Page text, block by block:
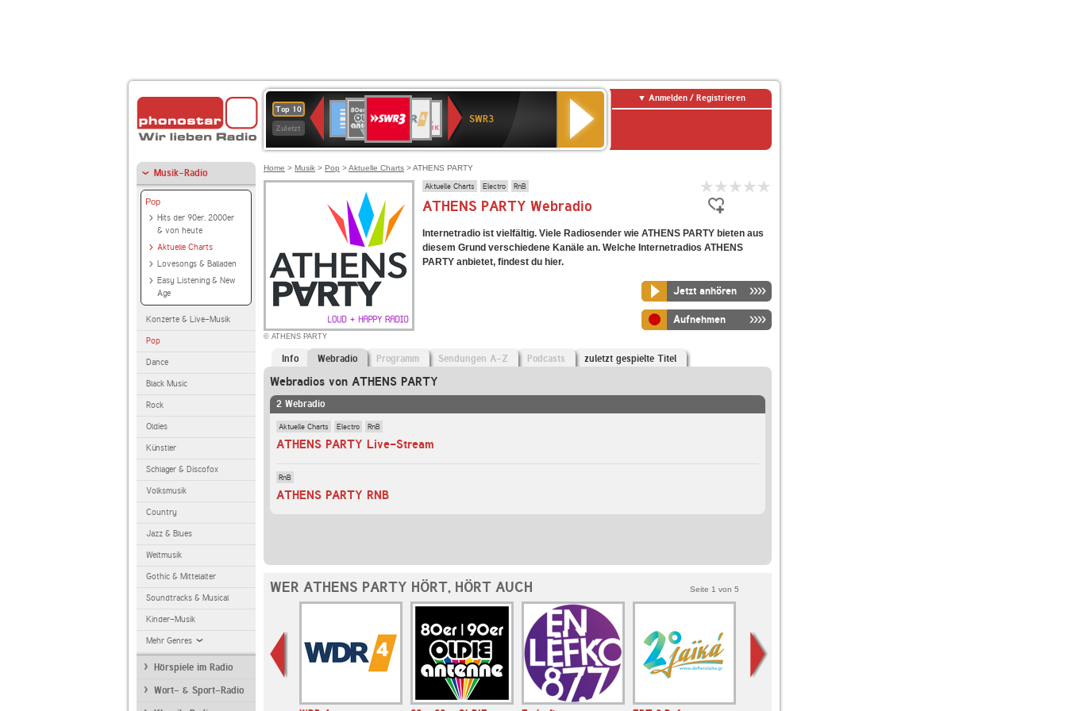
Top 10
Zuletzt
Deutschlandfunk
80er
90er
OLDIE
ANTENNE
4
KLASSIK
SWR
Kultur
NDR
2
SWR3
Anmelden / Registrieren
Musik-Radio
Pop
Hits der 90er, 2000er
& von heute
Aktuelle Charts
Lovesongs & Balladen
Easy Listening & New
Age
Konzerte & Live-Musik
Pop
Dance
Black Music
Rock
Oldies
Künstler
Schlager & Discofox
Volksmusik
Country
Jazz & Blues
Weltmusik
Gothic & Mittelalter
Soundtracks & Musical
Kinder-Musik
Mehr Genres
Hörspiele im Radio
Wort- & Sport-Radio
Home > Musik > Pop >Aktuelle Charts > ATHENS PARTY
© ATHENS PARTY
Aktuelle Charts Electro RnB
ATHENS PARTY Webradio
Internetradio ist vielfältig. Viele Radiosender wie ATHENS PARTY bieten aus
diesem Grund verschiedene Kanäle an. Welche Internetradios ATHENS
PARTY anbietet, findest du hier.
Jetzt anhören
Aufnehmen
Info Webradio Programm Sendungen A-Z Podcasts zuletzt gespielte Titel
Webradios von ATHENS PARTY
2 Webradio
Aktuelle Charts Electro RnB
ATHENS PARTY Live-Stream
RnB
ATHENS PARTY RNB
WER ATHENS PARTY HÖRT, HÖRT AUCH Seite 1 von 5